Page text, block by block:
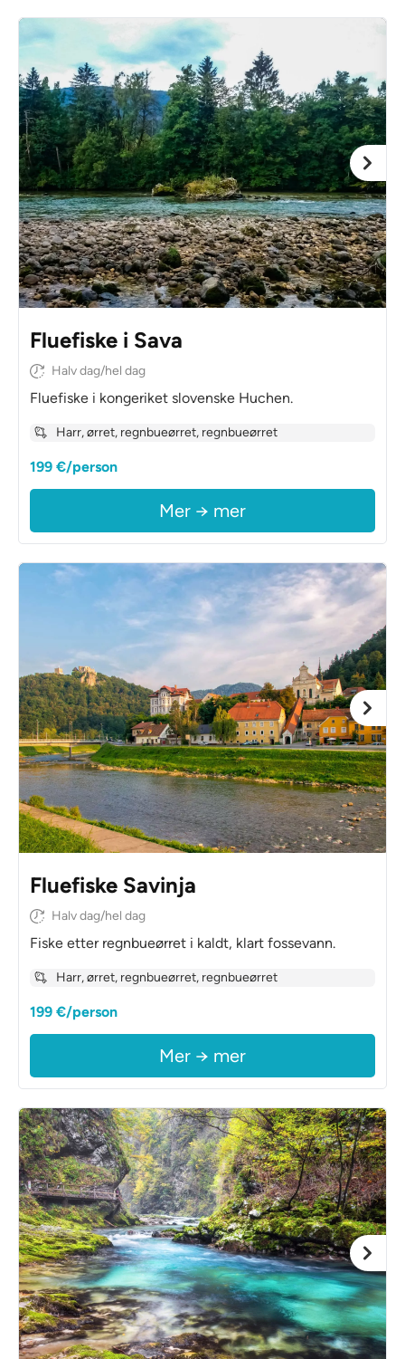
Fluefiske i Sava
Halv dag/hel dag
Fluefiske i kongeriket slovenske Huchen.
Harr, ørret, regnbueørret, regnbueørret
199 €/person
Mer → mer
Fluefiske Savinja
Halv dag/hel dag
Fiske etter regnbueørret i kaldt, klart fossevann.
Harr, ørret, regnbueørret, regnbueørret
199 €/person
Mer → mer